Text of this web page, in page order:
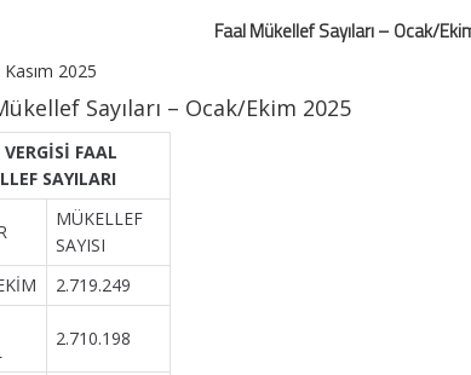
Faal Mükellef Sayıları – Ocak/
2025
Sayıları – Ocak/Ekim 2025
VERGİSİ FAAL
SAYILARI
MÜKELLEF
SAYISI
2.719.249
2.710.198